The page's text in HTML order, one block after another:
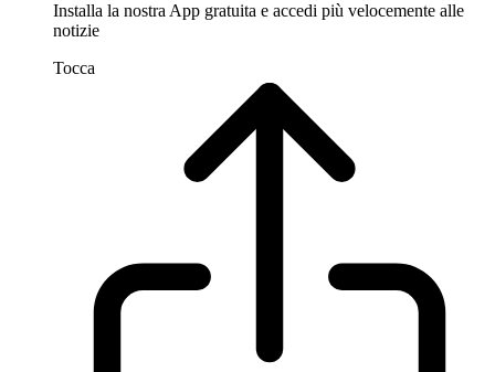
Installa la nostra App gratuita e accedi più velocemente alle
notizie
Tocca